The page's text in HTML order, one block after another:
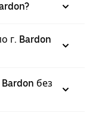
г. Bardon
без